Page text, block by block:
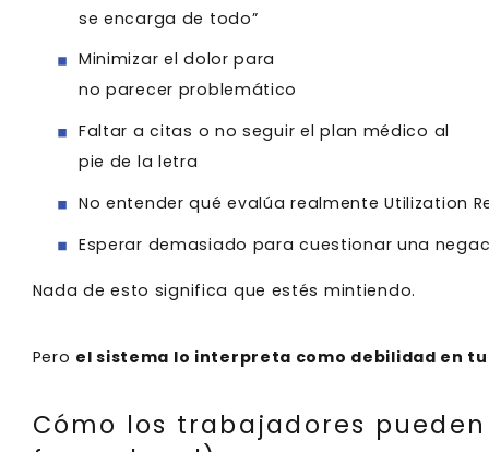
se encarga de todo”
Minimizar el dolor para
no parecer problemático
Faltar a citas o no seguir el plan médico al
pie de la letra
No entender qué evalúa realmente Utilization
Esperar demasiado para cuestionar una
Nada de esto significa que estés mintiendo.
Pero el sistema lo interpreta como debilidad en
Cómo los trabajadores